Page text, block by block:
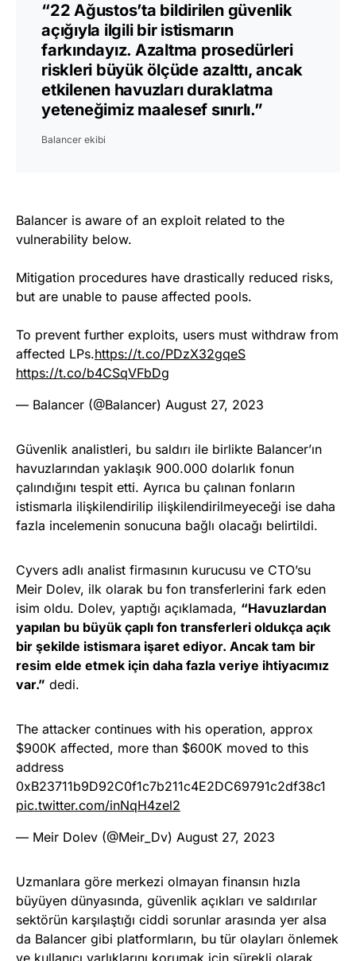
“22 Ağustos’ta bildirilen güvenlik
açığıyla ilgili bir istismarın
farkındayız. Azaltma prosedürleri
riskleri büyük ölçüde azalttı, ancak
etkilenen havuzları duraklatma
yeteneğimiz maalesef sınırlı.”
Balancer ekibi
Balancer is aware of an exploit related to the
vulnerability below.
Mitigation procedures have drastically reduced risks,
but are unable to pause affected pools.
To prevent further exploits, users must withdraw from
affected LPs.https://t.co/PDzX32gqeS
https://t.co/b4CSqVFbDg
— Balancer (@Balancer) August 27, 2023
Güvenlik analistleri, bu saldırı ile birlikte Balancer’ın
havuzlarından yaklaşık 900.000 dolarlık fonun
çalındığını tespit etti. Ayrıca bu çalınan fonların
istismarla ilişkilendirilip ilişkilendirilmeyeceği ise daha
fazla incelemenin sonucuna bağlı olacağı belirtildi.
Cyvers adlı analist firmasının kurucusu ve CTO’su
Meir Dolev, ilk olarak bu fon transferlerini fark eden
isim oldu. Dolev, yaptığı açıklamada, “Havuzlardan
yapılan bu büyük çaplı fon transferleri oldukça açık
bir şekilde istismara işaret ediyor. Ancak tam bir
resim elde etmek için daha fazla veriye ihtiyacımız
var.” dedi.
The attacker continues with his operation, approx
$900K affected, more than $600K moved to this
address
0xB23711b9D92C0f1c7b211c4E2DC69791c2df38c1
pic.twitter.com/inNqH4zel2
— Meir Dolev (@Meir_Dv) August 27, 2023
Uzmanlara göre merkezi olmayan finansın hızla
büyüyen dünyasında, güvenlik açıkları ve saldırılar
sektörün karşılaştığı ciddi sorunlar arasında yer alsa
da Balancer gibi platformların, bu tür olayları önlemek